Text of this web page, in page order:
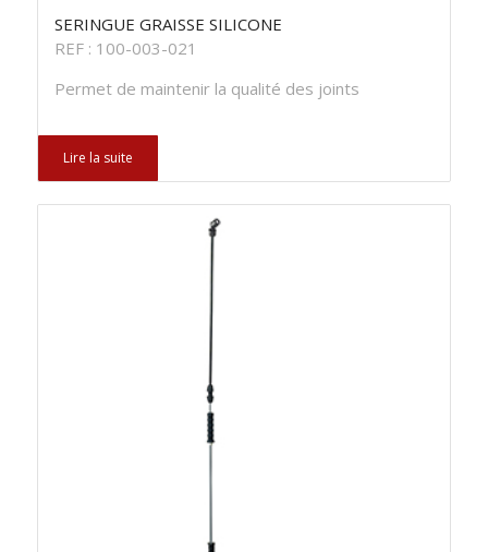
SERINGUE GRAISSE SILICONE
REF : 100-003-021
Permet de maintenir la qualité des joints
Lire la suite